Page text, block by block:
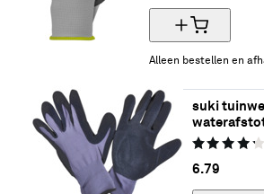
Alleen bestellen en
suki
6.79